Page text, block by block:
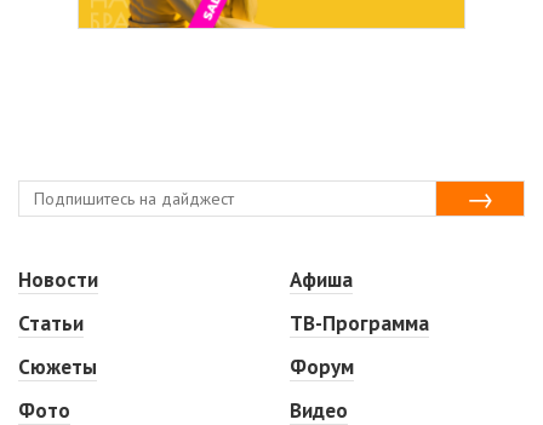
Новости
Статьи
Сюжеты
Фото
Афиша
ТВ-Программа
Форум
Видео